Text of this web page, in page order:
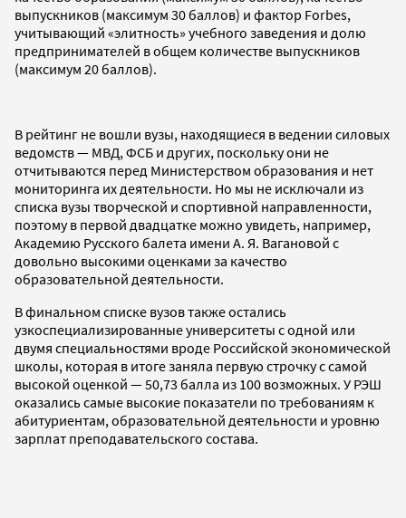
выпускников (максимум 30 баллов) и фактор Forbes,
учитывающий «элитность» учебного заведения и долю
предпринимателей в общем количестве выпускников
(максимум 20 баллов).
В рейтинг не вошли вузы, находящиеся в ведении силовых
ведомств — МВД, ФСБ и других, поскольку они не
отчитываются перед Министерством образования и нет
мониторинга их деятельности. Но мы не исключали из
списка вузы творческой и спортивной направленности,
поэтому в первой двадцатке можно увидеть, например,
Академию Русского балета имени А. Я. Вагановой с
довольно высокими оценками за качество
образовательной деятельности.
В финальном списке вузов также остались
узкоспециализированные университеты с одной или
двумя специальностями вроде Российской экономической
школы, которая в итоге заняла первую строчку с самой
высокой оценкой — 50,73 балла из 100 возможных. У РЭШ
оказались самые высокие показатели по требованиям к
абитуриентам, образовательной деятельности и уровню
зарплат преподавательского состава.